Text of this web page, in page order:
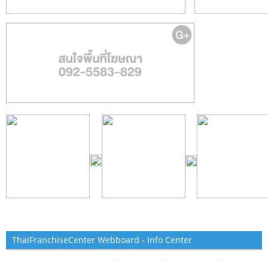
ThaiFranchiseCenter Webboard - Info Center